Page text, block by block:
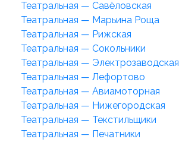
Театральная — Савёловская
Театральная — Марьина Роща
Театральная — Рижская
Театральная — Сокольники
Театральная — Электрозаводская
Театральная — Лефортово
Театральная — Авиамоторная
Театральная — Нижегородская
Театральная — Текстильщики
Театральная — Печатники